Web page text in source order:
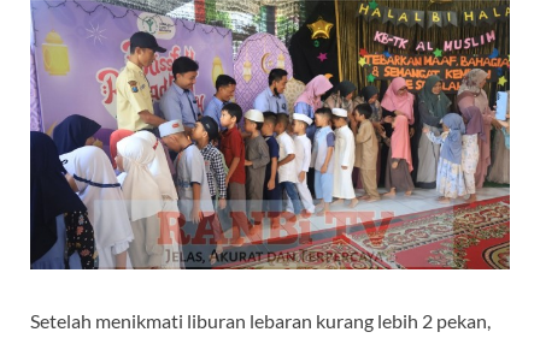
Setelah menikmati liburan lebaran kurang lebih 2 pekan,